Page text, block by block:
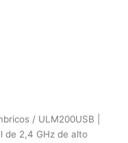
/ ULM200USB |
de 2,4 GHz de alto